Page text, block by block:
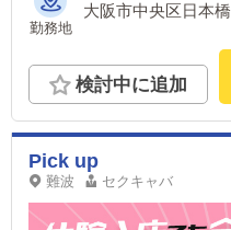
勤務地
大阪市中央区日本橋
検討中に追加
Pick up
難波 セクキャバ